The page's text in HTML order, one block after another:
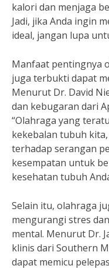
kalori dan menjaga
Jadi, jika Anda ingin
ideal, jangan lupa
Manfaat pentingnya
juga terbukti dapat
Menurut Dr. David
dan kebugaran dari
“Olahraga yang
kekebalan tubuh
terhadap serangan
kesempatan untuk
kesehatan tubuh
Selain itu, olahraga
mengurangi stres
mental. Menurut Dr.
klinis dari Southern
dapat memicu